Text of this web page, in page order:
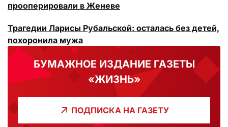
прооперировали в Женеве
Трагедии Ларисы Рубальской: осталась без детей,
похоронила мужа
БУМАЖНОЕ ИЗДАНИЕ ГАЗЕТЫ
«ЖИЗНЬ»
ПОДПИСКА НА ГАЗЕТУ